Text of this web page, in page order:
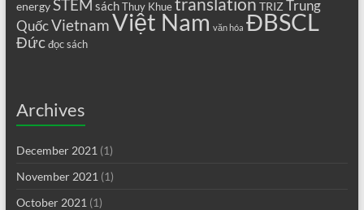
energySTEM sách Thuy Khue translation TRIZTrung
QuốcVietnamViệt Nam văn hóa ĐBSCL
Đức đọc sách
Archives
December 2021 (1)
November 2021 (1)
October 2021 (1)